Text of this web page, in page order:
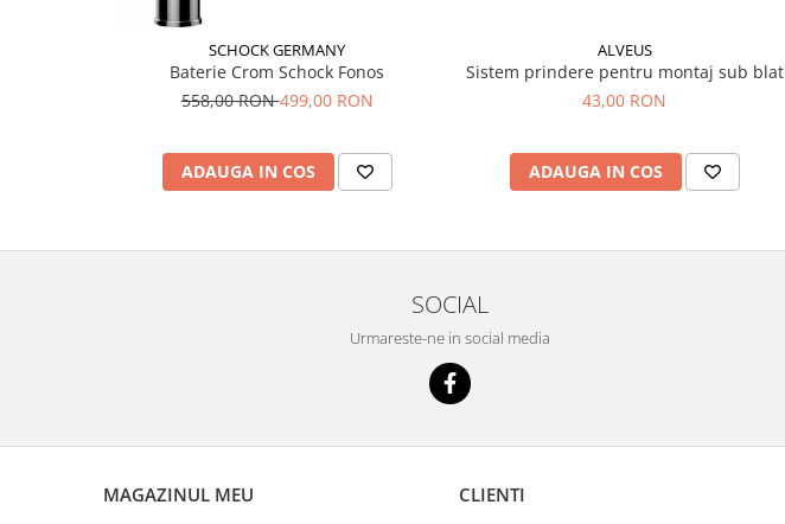
SCHOCK GERMANY
Baterie Crom Schock Fonos
558,00 RON499,00 RON
ADAUGA IN COS
ALVEUS
Sistem prindere pentru montaj sub blat
43,00 RON
ADAUGA IN COS
SOCIAL
Urmareste-ne in social media
MAGAZINUL MEU CLIENTI